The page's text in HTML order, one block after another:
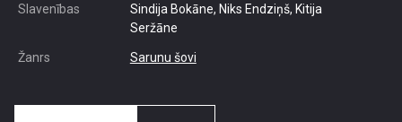
Slavenības
Sindija Bokāne, Niks Endziņš, Kitija
Seržāne
Žanrs Sarunu šovi